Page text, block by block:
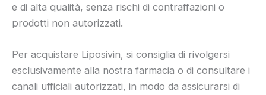
e di alta qualità, senza rischi di contraffazioni o
prodotti non autorizzati.
Per acquistare Liposivin, si consiglia di rivolgersi
esclusivamente alla nostra farmacia o di consultare i
canali ufficiali autorizzati, in modo da assicurarsi di